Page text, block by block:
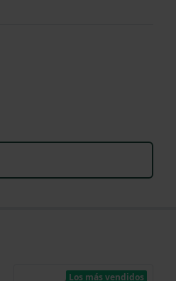
Los más vendidos